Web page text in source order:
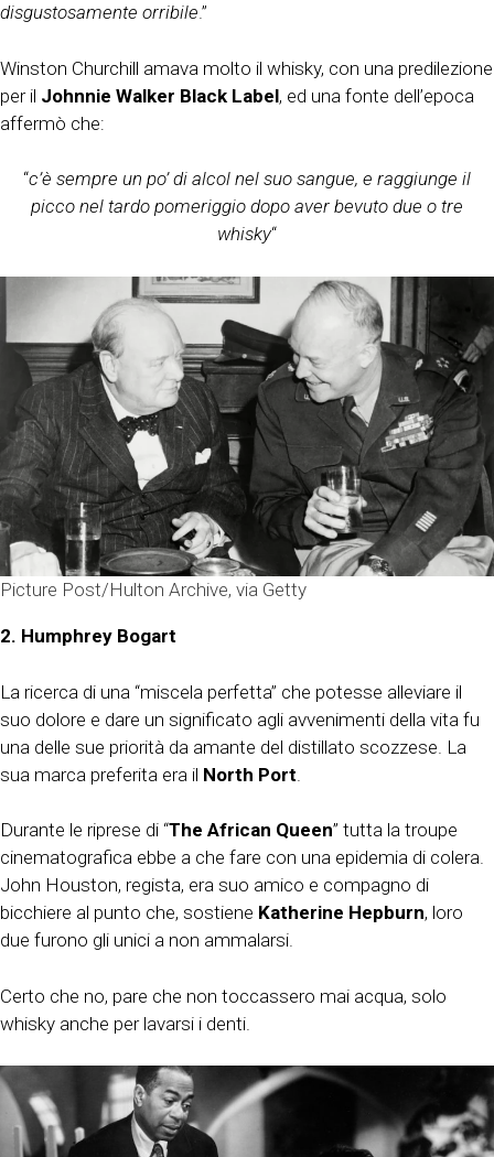
disgustosamente orribile.”
Winston Churchill amava molto il whisky, con una predilezione
per il Johnnie Walker Black Label, ed una fonte dell’epoca
affermò che:
“c’è sempre un po’ di alcol nel suo sangue, e raggiunge il
picco nel tardo pomeriggio dopo aver bevuto due o tre
whisky“
Picture Post/Hulton Archive, via Getty
2. Humphrey Bogart
La ricerca di una “miscela perfetta” che potesse alleviare il
suo dolore e dare un significato agli avvenimenti della vita fu
una delle sue priorità da amante del distillato scozzese. La
sua marca preferita era il North Port
Durante le riprese di “The African Queen” tutta la troupe
cinematografica ebbe a che fare con una epidemia di colera.
John Houston, regista, era suo amico e compagno di
bicchiere al punto che, sostiene Katherine Hepburn, loro
due furono gli unici a non ammalarsi.
Certo che no, pare che non toccassero mai acqua, solo
whisky anche per lavarsi i denti.